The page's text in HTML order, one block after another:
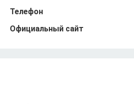
Телефон
Официальный сайт